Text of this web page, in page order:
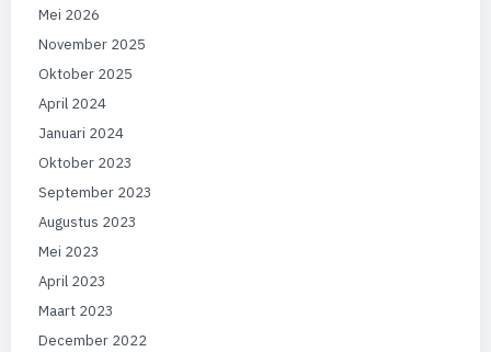
Mei 2026
November 2025
Oktober 2025
April 2024
Januari 2024
Oktober 2023
September 2023
Augustus 2023
Mei 2023
April 2023
Maart 2023
December 2022